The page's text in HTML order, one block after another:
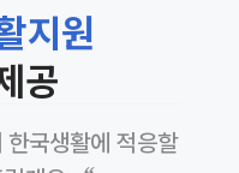
지원
공
한국생활에 적응할